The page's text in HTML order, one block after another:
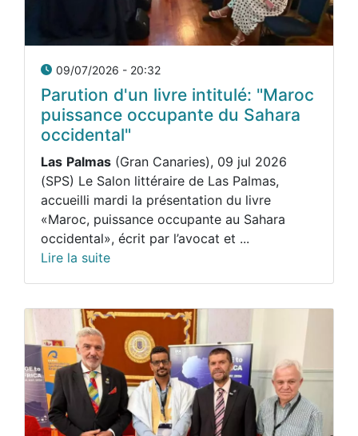
09/07/2026 - 20:32
Parution d'un livre intitulé: "Maroc
puissance occupante du Sahara
occidental"
Las Palmas (Gran Canaries), 09 jul 2026
(SPS) Le Salon littéraire de Las Palmas,
accueilli mardi la présentation du livre
«Maroc, puissance occupante au Sahara
occidental», écrit par l’avocat et ...
Lire la suite